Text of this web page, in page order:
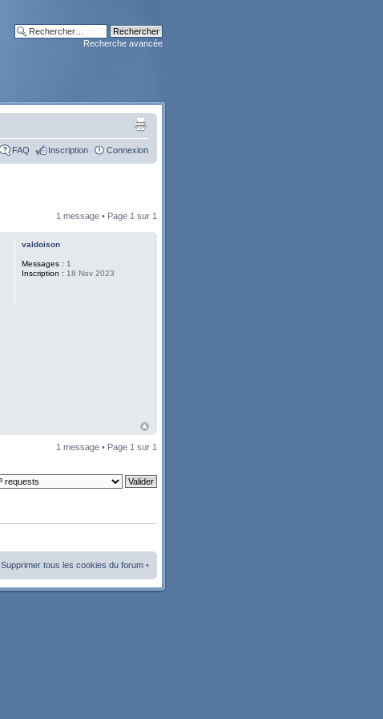
Recherche avancée
FAQ Inscription Connexion
1 message • Page 1 sur 1
valdoison
Messages : 1
Inscription : 18 Nov 2023
1 message • Page 1 sur 1
Supprimer tous les cookies du forum •